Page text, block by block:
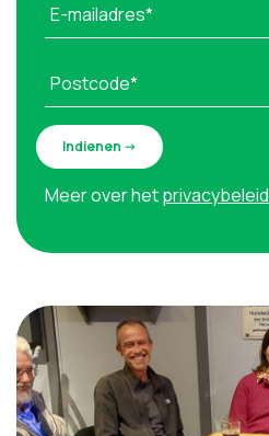
E-mailadres*
Postcode*
Meer over hetprivacybeleid